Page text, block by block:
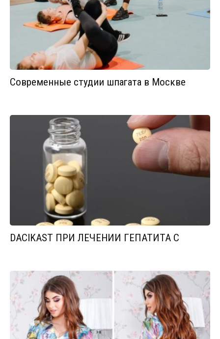
Современные студии шпагата в Москве
DACIKAST ПРИ ЛЕЧЕНИИ ГЕПАТИТА С